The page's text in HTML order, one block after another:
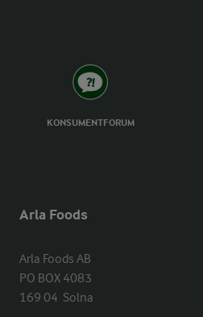
KONSUMENTFORUM
Arla Foods
Arla Foods AB
PO BOX 4083
169 04  Solna